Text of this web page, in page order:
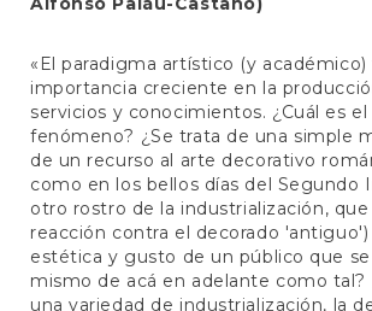
«El paradigma artístico (y
importancia creciente en la
servicios y conocimientos. ¿Cuál es
fenómeno? ¿Se trata de una simple
de un recurso al arte decorativo
como en los bellos días del Segundo
otro rostro de la industrialización,
reacción contra el decorado
estética y gusto de un público que
mismo de acá en adelante como tal?
una variedad de industrialización, la